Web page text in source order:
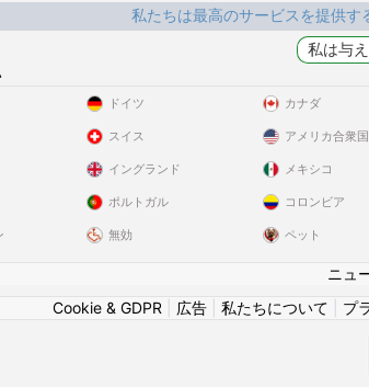
私たちは最高のサービスを提供す
ドイツ
スイス
イングランド
ポルトガル
無効
カナダ
アメリカ合衆国
メキシコ
コロンビア
ペット
ニュ
Cookie & GDPR
広告| 私たちについて プ